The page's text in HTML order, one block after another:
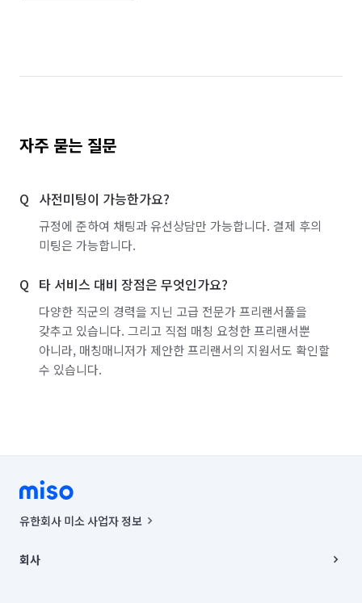
자주 묻는 질문
사전미팅이 가능한가요?
규정에 준하여 채팅과 유선상담만 가능합니다. 결제 후의
미팅은 가능합니다.
타 서비스 대비 장점은 무엇인가요?
다양한 직군의 경력을 지닌 고급 전문가 프리랜서풀을
갖추고 있습니다. 그리고 직접 매칭 요청한 프리랜서뿐
아니라, 매칭매니저가 제안한 프리랜서의 지원서도 확인할
수 있습니다.
유한회사 미소 사업자 정보
00019 |
회사